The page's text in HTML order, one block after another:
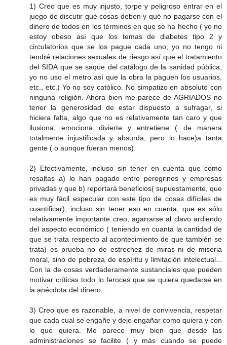
1) Creo que es muy injusto, torpe y peligroso entrar en el
juego de discutir qué cosas deben y qué no pagarse con el
dinero de todos en los términos en que se ha hecho ( yo no
estoy obeso así que los temas de diabetes tipo 2 y
circulatorios que se los pague cada uno; yo no tengo ni
tendré relaciones sexuales de riesgo así que el tratamiento
del SIDA que se saque del catálogo de la sanidad pública;
yo no uso el metro así que la obra la paguen los usuarios,
etc., etc.) Yo no soy católico. No simpatizo en absoluto con
ninguna religión. Ahora bien me parece de AGRIADOS no
tener la generosidad de estar dispuesto a sufragar, si
hiciera falta, algo que no es relativamente tan caro y que
ilusiona, emociona divierte y entretiene ( de manera
totalmente injustificada y absurda, pero lo hace)a tanta
gente ( o aunque fueran menos).
2) Efectivamente, incluso sin tener en cuenta que como
resaltas a) lo han pagado entre peregrinos y empresas
privadas y que b) reportará beneficios( supuestamente, que
es muy fácil especular con este tipo de cosas difíciles de
cuantificar), incluso sin tener eso en cuenta, que es sólo
relativamente importante creo, agarrarse al clavo ardiendo
del aspecto económico ( teniendo en cuanta la cantidad de
que se trata respecto al acontecimiento de que también se
trata) es prueba no de estrechez de miras ni de miseria
moral, sino de pobreza de espíritu y limitación intelectual...
Con la de cosas verdaderamente sustanciales que pueden
motivar críticas todo lo feroces que se quiera quedarse en
la anécdota del dinero...
3) Creo que es razonable, a nivel de convivencia, respetar
que cada cual se engañe y deje engañar como quiera y con
lo que quiera. Me parece muy bien que desde las
administraciones se facilite ( y más cuando se puede